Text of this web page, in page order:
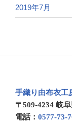
2019年7月
手織り由布衣工
〒509-4234 岐
電話： 0577-73-